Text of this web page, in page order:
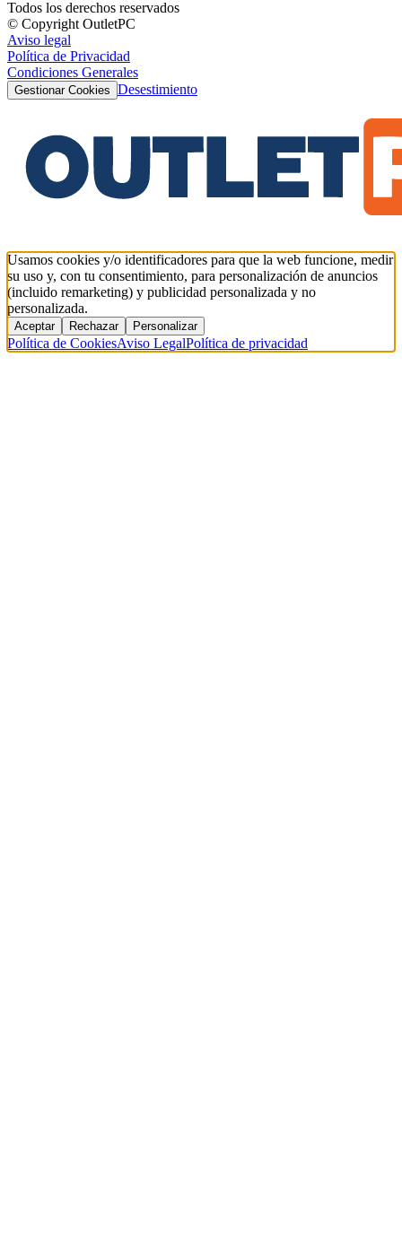
Todos los derechos reservados
© Copyright OutletPC
Aviso legal
Política de Privacidad
Condiciones Generales
Gestionar Cookies Desestimiento
Usamos cookies y/o identificadores para que la web funcione, medir
su uso y, con tu consentimiento, para personalización de anuncios
(incluido remarketing) y publicidad personalizada y no
personalizada.
Aceptar Rechazar Personalizar
Política de CookiesAviso LegalPolítica de privacidad